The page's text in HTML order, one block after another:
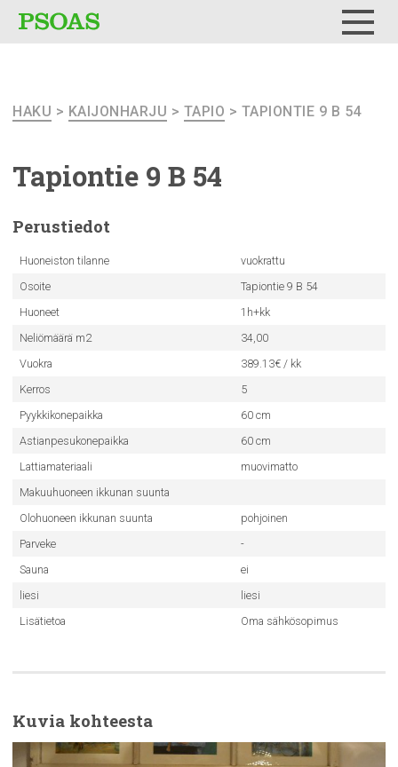
HAKU > KAIJONHARJU > TAPIO > TAPIONTIE 9 B 54
Tapiontie 9 B 54
Perustiedot
Huoneiston tilanne
vuokrattu
Osoite
Tapiontie 9 B 54
Huoneet
1h+kk
Neliömäärä m2
34,00
Vuokra
389.13€ / kk
Kerros
5
Pyykkikonepaikka
60 cm
Astianpesukonepaikka
60 cm
Lattiamateriaali
muovimatto
Makuuhuoneen ikkunan suunta
Olohuoneen ikkunan suunta
pohjoinen
Parveke
-
Sauna
ei
liesi
liesi
Lisätietoa
Oma sähkösopimus
Kuvia kohteesta